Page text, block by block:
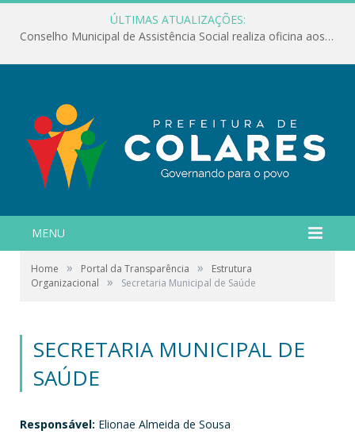
ÚLTIMAS ATUALIZAÇÕES:
Conselho Municipal de Assistência Social realiza oficina aos servidores
MENU
Home » Portal da Transparência »
Estrutura
Organizacional
» Secretaria Municipal de Saúde
SECRETARIA MUNICIPAL DE
SAÚDE
Responsável: Elionae Almeida de Sousa